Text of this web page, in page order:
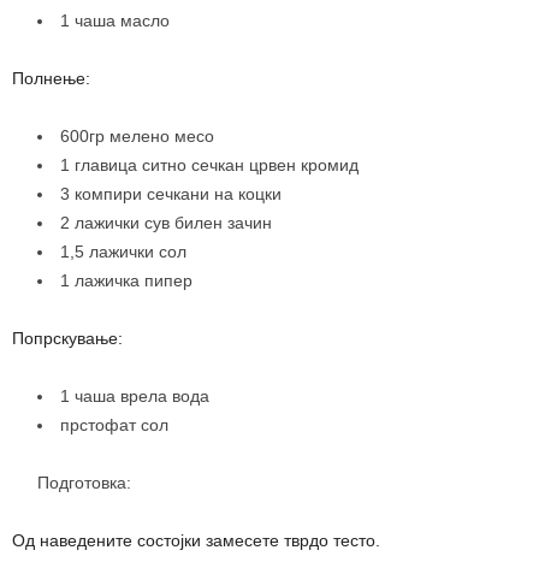
1 чаша масло
Полнење:
600гр мелено месо
1 главица ситно сечкан црвен кромид
3 компири сечкани на коцки
2 лажички сув билен зачин
1,5 лажички сол
1 лажичка пипер
Попрскување:
1 чаша врела вода
прстофат сол
Подготовка:
Од наведените состојки замесете тврдо тесто.